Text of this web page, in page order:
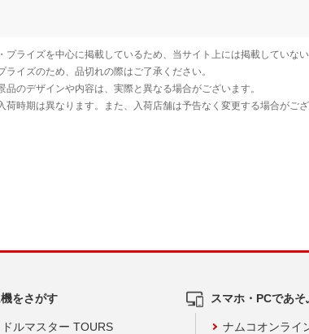
をさがす
ルマスター TOURS
スマホ・PCであそ
ナムコオンライ